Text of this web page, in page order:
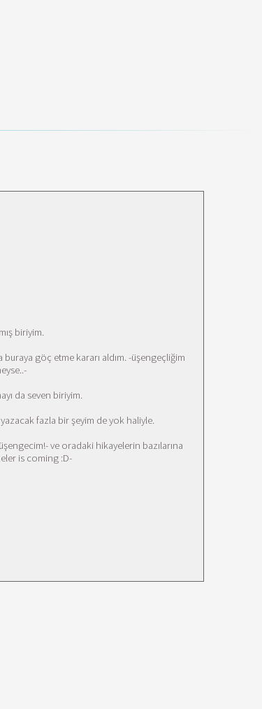
biriyim.
göç etme kararı aldım. -üşengeçliğim
da seven biriyim.
fazla bir şeyim de yok haliyle.
ve oradaki hikayelerin bazılarına
is coming :D-